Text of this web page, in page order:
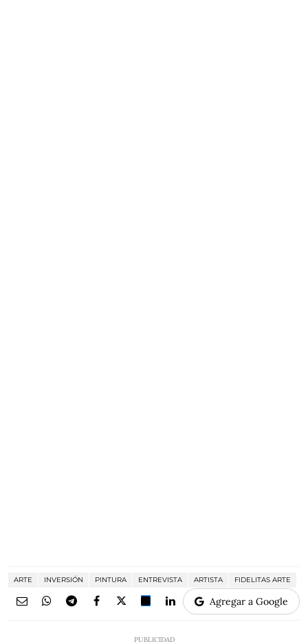
ARTE INVERSIÓN PINTURA ENTREVISTA ARTISTA FIDELITAS ARTE
Agregar a Google